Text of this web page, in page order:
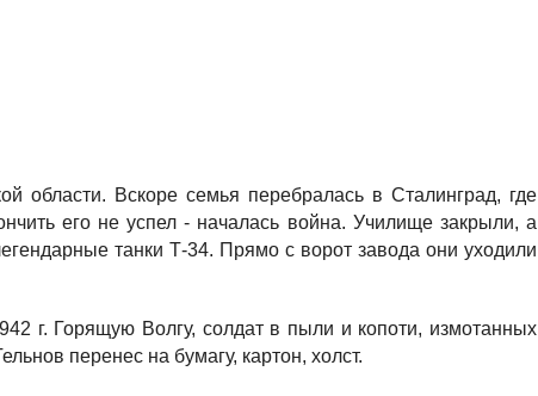
области. Вскоре семья перебралась в Сталинград, где
его не успел - началась война. Училище закрыли, а
танки Т-34. Прямо с ворот завода они уходили
г. Горящую Волгу, солдат в пыли и копоти, измотанных
перенес на бумагу, картон, холст.